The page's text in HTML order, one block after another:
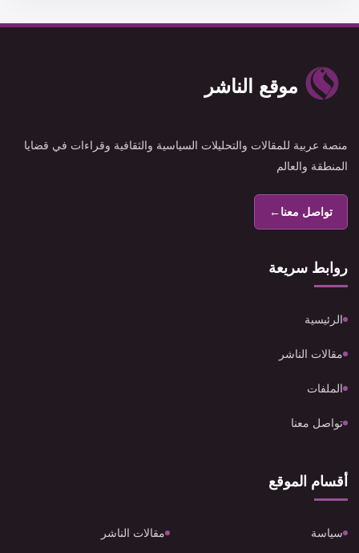
موقع الناشر
منصة عربية للمقالات والتحليلات السياسية والثقافية وقراءات في قضايا
المنطقة والعالم
تواصل معنا←
روابط سريعة
الرئيسية
مقالات الناشر
الملفات
تواصل معنا
أقسام الموقع
سياسة مقالات الناشر